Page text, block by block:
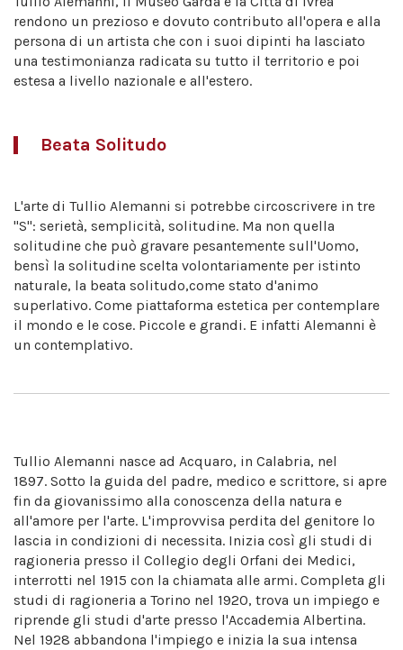
rendono un prezioso e dovuto contributo all'opera e alla
persona di un artista che con i suoi dipinti ha lasciato
una testimonianza radicata su tutto il territorio e poi
estesa a livello nazionale e all'estero.
Beata Solitudo
L'arte di Tullio Alemanni si potrebbe circoscrivere in tre
"S": serietà, semplicità, solitudine. Ma non quella
solitudine che può gravare pesantemente sull'Uomo,
bensì la solitudine scelta volontariamente per istinto
naturale, la beata solitudo,come stato d'animo
superlativo. Come piattaforma estetica per contemplare
il mondo e le cose. Piccole e grandi. E infatti Alemanni è
un contemplativo.
Tullio Alemanni nasce ad Acquaro, in Calabria, nel
1897. Sotto la guida del padre, medico e scrittore, si apre
fin da giovanissimo alla conoscenza della natura e
all'amore per l'arte. L'improvvisa perdita del genitore lo
lascia in condizioni di necessita. Inizia così gli studi di
ragioneria presso il Collegio degli Orfani dei Medici,
interrotti nel 1915 con la chiamata alle armi. Completa gli
studi di ragioneria a Torino nel 1920, trova un impiego e
riprende gli studi d'arte presso l'Accademia Albertina.
Nel 1928 abbandona l'impiego e inizia la sua intensa